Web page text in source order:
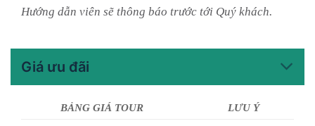
Hướng dẫn viên sẽ thông báo trước tới Quý khách.
Giá ưu đãi
BẢNG GIÁ TOUR
LƯU Ý